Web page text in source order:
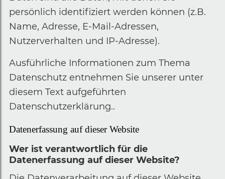
persönlich identifiziert werden können (z.B.
Name, Adresse, E-Mail-Adressen,
Nutzerverhalten und IP-Adresse).
Ausführliche Informationen zum Thema
Datenschutz entnehmen Sie unserer unter
diesem Text aufgeführten
Datenschutzerklärung..
Datenerfassung auf dieser Website
Wer ist verantwortlich für die
Datenerfassung auf dieser Website?